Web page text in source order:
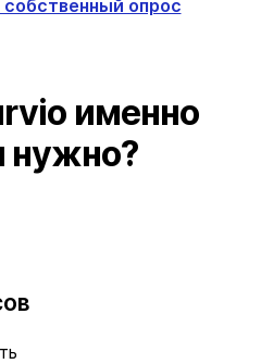
опрос
именно
нужно?